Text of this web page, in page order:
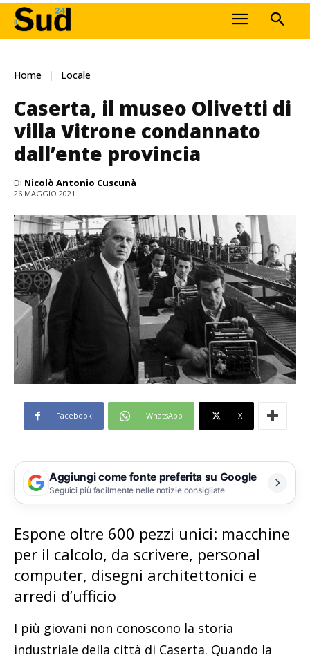
Home Locale
Caserta, il museo Olivetti di
villa Vitrone condannato
dall’ente provincia
Di Nicolò Antonio Cuscunà
26 MAGGIO 2021
Facebook WhatsApp X
Aggiungi come fonte preferita su Google
Seguici più facilmente nelle notizie consigliate
Espone oltre 600 pezzi unici: macchine
per il calcolo, da scrivere, personal
computer, disegni architettonici e
arredi d’ufficio
I più giovani non conoscono la storia
industriale della città di Caserta. Quando la